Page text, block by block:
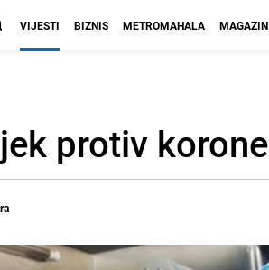
VIJESTI BIZNIS METROMAHALA MAGAZIN
protiv korone